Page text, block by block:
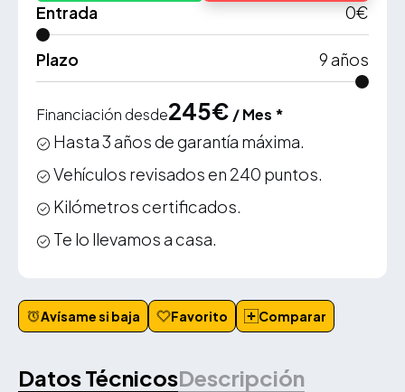
Entrada
0€
Plazo 9años
Financiación desde245€ / Mes *
Hasta 3 años de garantía máxima.
Vehículos revisados en 240 puntos.
Kilómetros certificados.
Te lo llevamos a casa.
Avísame si baja Favorito Comparar
Datos TécnicosDescripción